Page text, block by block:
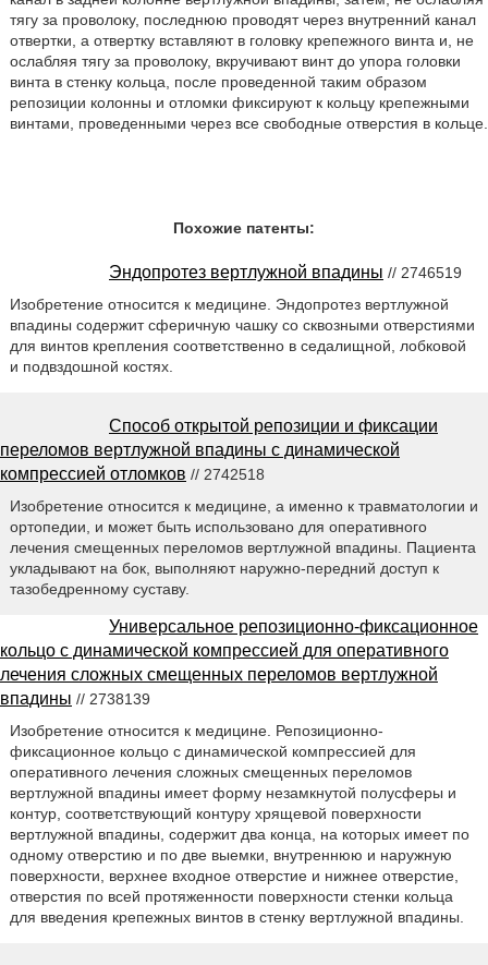
тягу за проволоку, последнюю проводят через внутренний канал
отвертки, а отвертку вставляют в головку крепежного винта и, не
ослабляя тягу за проволоку, вкручивают винт до упора головки
винта в стенку кольца, после проведенной таким образом
репозиции колонны и отломки фиксируют к кольцу крепежными
винтами, проведенными через все свободные отверстия в кольце.
Похожие патенты:
Эндопротез вертлужной впадины // 2746519
Изобретение относится к медицине. Эндопротез вертлужной
впадины содержит сферичную чашку со сквозными отверстиями
для винтов крепления соответственно в седалищной, лобковой
и подвздошной костях.
Способ открытой репозиции и фиксации
переломов вертлужной впадины с динамической
компрессией отломков // 2742518
Изобретение относится к медицине, а именно к травматологии и
ортопедии, и может быть использовано для оперативного
лечения смещенных переломов вертлужной впадины. Пациента
укладывают на бок, выполняют наружно-передний доступ к
тазобедренному суставу.
Универсальное репозиционно-фиксационное
кольцо с динамической компрессией для оперативного
лечения сложных смещенных переломов вертлужной
впадины // 2738139
Изобретение относится к медицине. Репозиционно-
фиксационное кольцо с динамической компрессией для
оперативного лечения сложных смещенных переломов
вертлужной впадины имеет форму незамкнутой полусферы и
контур, соответствующий контуру хрящевой поверхности
вертлужной впадины, содержит два конца, на которых имеет по
одному отверстию и по две выемки, внутреннюю и наружную
поверхности, верхнее входное отверстие и нижнее отверстие,
отверстия по всей протяженности поверхности стенки кольца
для введения крепежных винтов в стенку вертлужной впадины.